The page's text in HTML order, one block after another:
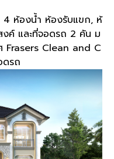
ห้องน้ำ ห้องรับแขก, ห้
งค์ และที่จอดรถ 2 คัน ม
Frasers Clean and C
ดรถ